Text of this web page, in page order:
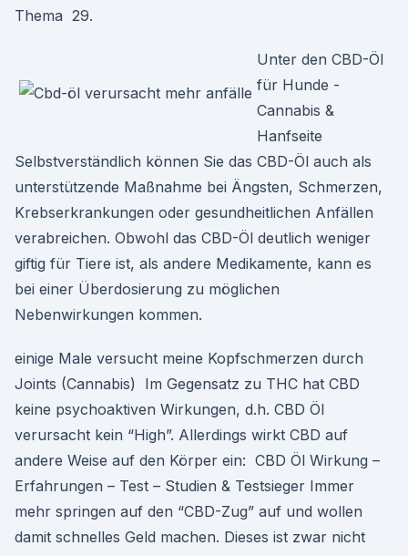
Thema 29.
Unter den CBD-Öl
für Hunde -
Cannabis &
Hanfseite
Selbstverständlich können Sie das CBD-Öl auch als
unterstützende Maßnahme bei Ängsten, Schmerzen,
Krebserkrankungen oder gesundheitlichen Anfällen
verabreichen. Obwohl das CBD-Öl deutlich weniger
giftig für Tiere ist, als andere Medikamente, kann es
bei einer Überdosierung zu möglichen
Nebenwirkungen kommen.
einige Male versucht meine Kopfschmerzen durch
Joints (Cannabis) Im Gegensatz zu THC hat CBD
keine psychoaktiven Wirkungen, d.h. CBD Öl
verursacht kein “High”. Allerdings wirkt CBD auf
andere Weise auf den Körper ein: CBD Öl Wirkung –
Erfahrungen – Test – Studien & Testsieger Immer
mehr springen auf den “CBD-Zug” auf und wollen
damit schnelles Geld machen. Dieses ist zwar nicht